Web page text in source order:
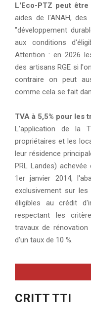
L'Eco-PTZ peut
aides de l'ANAH,
"développement
aux conditions
Attention : en 2026
des artisans RGE si
contraire on peut
comme cela se fait
TVA à 5,5% pour les
L'application de la
propriétaires et les
leur résidence
PRL Landes)
1er janvier 2014,
exclusivement sur
éligibles au crédit
respectant les
travaux de
d'un taux de 10 %.
CRITT TTI